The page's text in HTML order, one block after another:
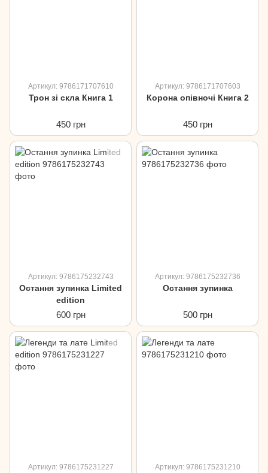
Артикул: 9786171707610
Трон зі скла Книга 1
450 грн
Артикул: 9786171707603
Корона опівночі Книга 2
450 грн
Артикул: 9786175232743
Остання зупинка Limited
edition
600 грн
Артикул: 9786175232736
Остання зупинка
500 грн
Артикул: 9786175231227 Артикул: 9786175231210